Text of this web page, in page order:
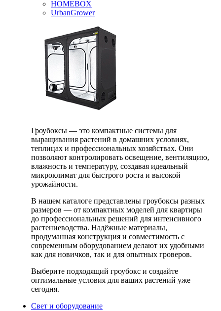
HOMEBOX
UrbanGrower
Гроубоксы — это компактные системы для
выращивания растений в домашних условиях,
теплицах и профессиональных хозяйствах. Они
позволяют контролировать освещение, вентиляцию,
влажность и температуру, создавая идеальный
микроклимат для быстрого роста и высокой
урожайности.
В нашем каталоге представлены гроубоксы разных
размеров — от компактных моделей для квартиры
до профессиональных решений для интенсивного
растениеводства. Надёжные материалы,
продуманная конструкция и совместимость с
современным оборудованием делают их удобными
как для новичков, так и для опытных гроверов.
Выберите подходящий гроубокс и создайте
оптимальные условия для ваших растений уже
сегодня.
Свет и оборудование